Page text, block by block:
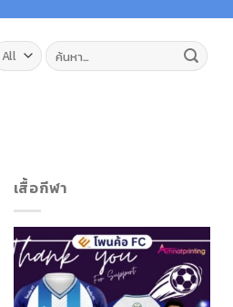
ค้นหา:
เสื้อกีฬา